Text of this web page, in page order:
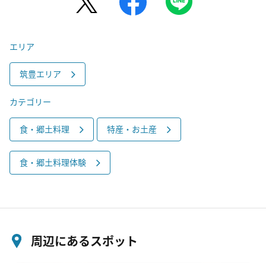
エリア
筑豊エリア
カテゴリー
食・郷土料理 特産・お土産
食・郷土料理体験
周辺にあるスポット